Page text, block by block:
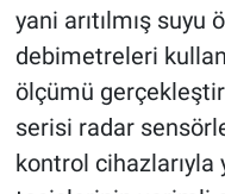
yani arıtılmış suyu
debimetreleri
ölçümü
serisi radar
kontrol cihazlarıyla